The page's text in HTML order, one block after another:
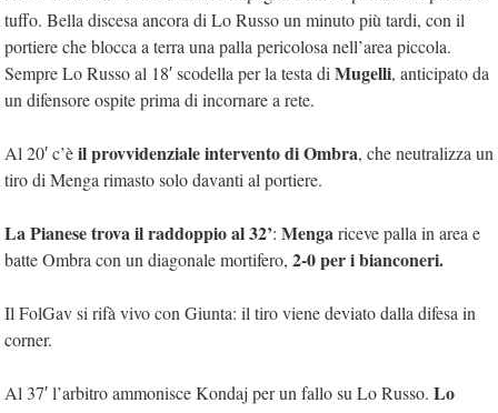
tuffo. Bella discesa ancora di Lo Russo un minuto più tardi, con il
portiere che blocca a terra una palla pericolosa nell’area piccola.
Sempre Lo Russo al 18′ scodella per la testa di Mugelli, anticipato da
un difensore ospite prima di incornare a rete.
Al 20′ c’èil provvidenziale intervento di Ombra, che neutralizza un
tiro di Menga rimasto solo davanti al portiere.
La Pianese trova il raddoppio al 32’: Menga riceve palla in area e
batte Ombra con un diagonale mortifero, 2-0 per i bianconeri.
Il FolGav si rifà vivo con Giunta: il tiro viene deviato dalla difesa in
corner.
Al 37′ l’arbitro ammonisce Kondaj per un fallo su Lo Russo. Lo